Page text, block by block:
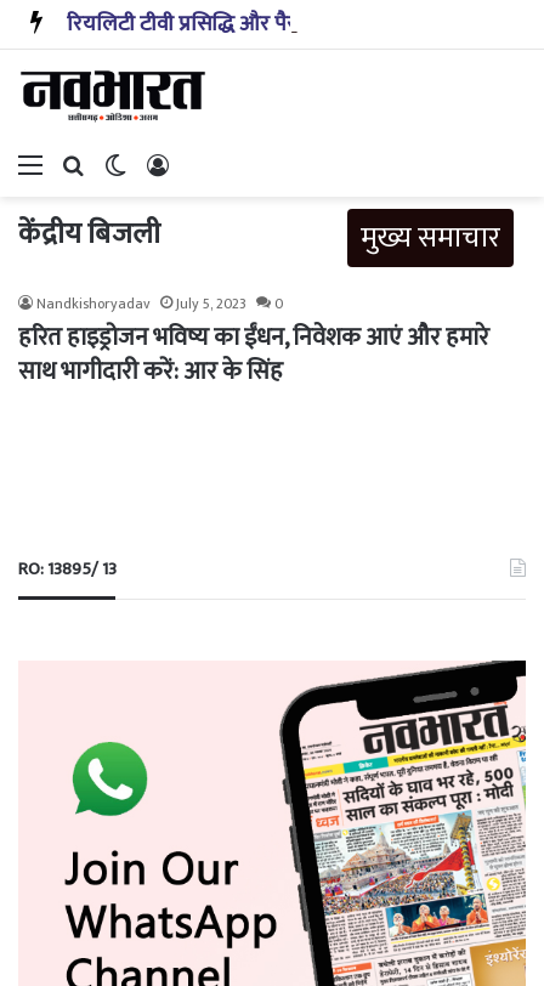
Menu Search forSwitch skin
केंद्रीय बिजली मुख्य समाचार
Nandkishoryadav July 5, 2023 0
हरित हाइड्रोजन भविष्य का ईंधन, निवेशक आएं और हमारे
साथ भागीदारी करें: आर के सिंह
RO: 13895/ 13